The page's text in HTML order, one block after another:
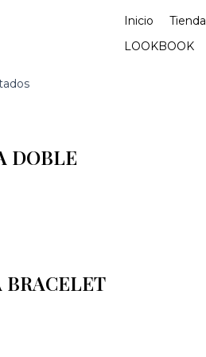
Inicio Tienda
LOOKBOOK
DOBLE